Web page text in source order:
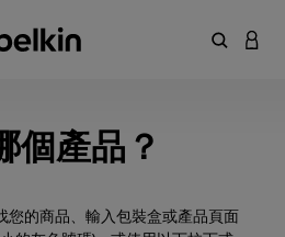
輸入關鍵
登入
個產品？
您的商品、輸入包裝盒或產品頁面